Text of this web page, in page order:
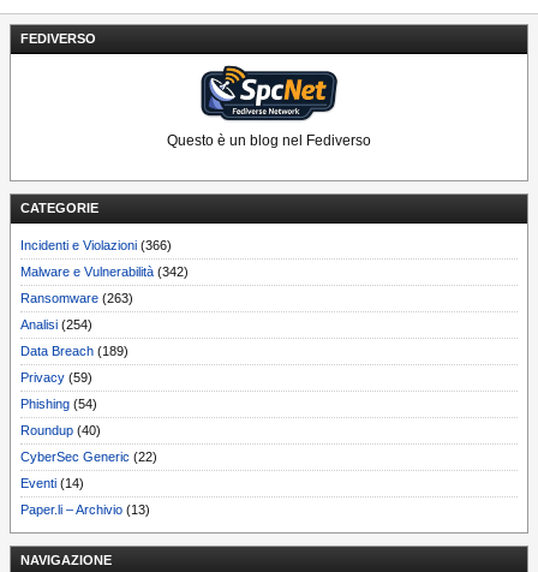
FEDIVERSO
Questo è un blog nel Fediverso
CATEGORIE
Incidenti e Violazioni (366)
Malware e Vulnerabilità (342)
Ransomware (263)
Analisi (254)
Data Breach (189)
Privacy (59)
Phishing (54)
Roundup (40)
CyberSec Generic (22)
Eventi (14)
Paper.li – Archivio (13)
NAVIGAZIONE